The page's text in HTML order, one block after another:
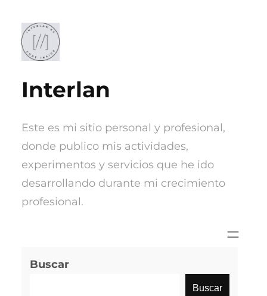
contenido
Interlan
Este es mi sitio personal y profesional,
donde publico mis actividades,
experimentos y servicios que he ido
desarrollando durante mi crecimiento
profesional.
Buscar
Buscar